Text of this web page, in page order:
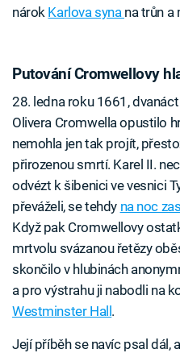
nárok Karlova syna na trůn a
Putování Cromwellovy
28. ledna roku 1661,
Olivera Cromwella opustilo
nemohla jen tak projít,
přirozenou smrtí. Karel II.
odvézt k šibenici ve vesnici
převáželi, se tehdy na noc
Když pak Cromwellovy
mrtvolu svázanou řetězy
skončilo v hlubinách
a pro výstrahu ji nabodli na
Westminster Hall.
Její příběh se navíc psal dál,